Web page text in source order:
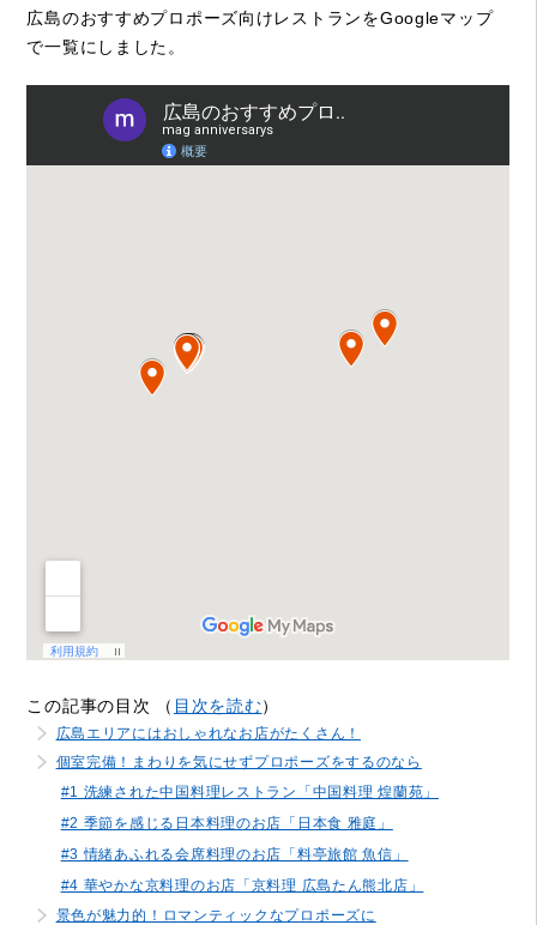
広島のおすすめプロポーズ向けレストランをGoogleマップ
で一覧にしました。
この記事の目次 （ 目次を読む）
広島エリアにはおしゃれなお店がたくさん！
個室完備！まわりを気にせずプロポーズをするのなら
#1 洗練された中国料理レストラン「中国料理 煌蘭苑」
#2 季節を感じる日本料理のお店「日本食 雅庭」
#3 情緒あふれる会席料理のお店「料亭旅館 魚信」
#4 華やかな京料理のお店「京料理 広島たん熊北店」
景色が魅力的！ロマンティックなプロポーズに